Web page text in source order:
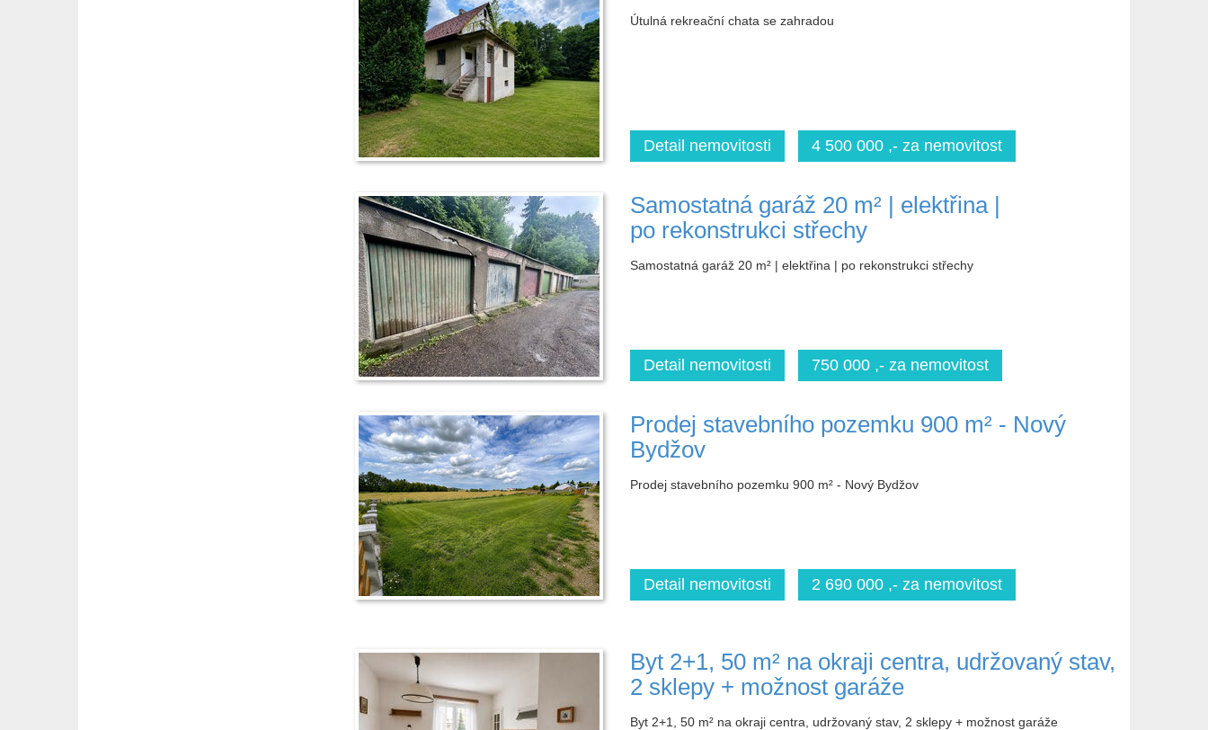
Útulná rekreační chata se zahradou
Detail nemovitosti 4 500 000 ,- za nemovitost
Samostatná garáž 20 m² | elektřina |
po rekonstrukci střechy
Samostatná garáž 20 m² | elektřina | po rekonstrukci střechy
Detail nemovitosti 750 000 ,- za nemovitost
Prodej stavebního pozemku 900 m² - Nový
Bydžov
Prodej stavebního pozemku 900 m² - Nový Bydžov
Detail nemovitosti 2 690 000 ,- za nemovitost
Byt 2+1, 50 m² na okraji centra, udržovaný stav,
2 sklepy + možnost garáže
Byt 2+1, 50 m² na okraji centra, udržovaný stav, 2 sklepy + možnost garáže